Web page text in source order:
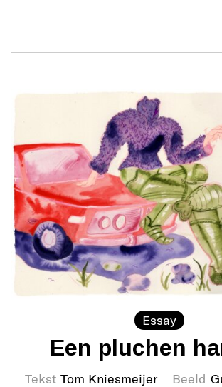
Essay
Een pluchen
Tekst Tom Kniesmeijer Beeld